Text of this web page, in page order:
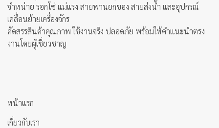
จำหน่าย รอกโซ่ แม่แรง สายพานยกของ สายส่งน้ำ และอุปกรณ์
เคลื่อนย้ายเครื่องจักร
คัดสรรสินค้าคุณภาพ ใช้งานจริง ปลอดภัย พร้อมให้คำแนะนำตรง
งานโดยผู้เชี่ยวชาญ
หน้าแรก
เกี่ยวกับเรา